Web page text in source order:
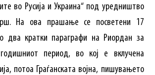
во Русија и Украина“ под уредништво
На ова прашање се посветени 17
два кратки параграфи на Риордан за
период, во кој е вклучена
потоа Граѓанската војна, пишувањето